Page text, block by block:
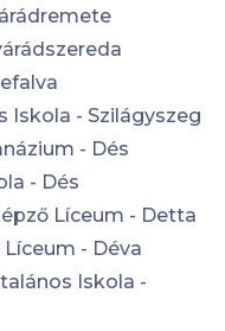
Iskola - Szilágyszeg
- Dés
- Dés
Líceum - Detta
- Déva
Iskola -